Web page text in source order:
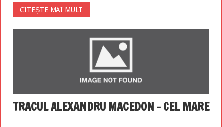
CITEȘTE MAI MULT
TRACUL ALEXANDRU MACEDON – CEL MARE